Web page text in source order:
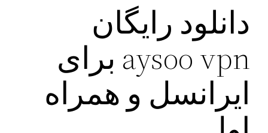
دانلود رایگان
aysoo vpn برای
ایرانسل و همراه